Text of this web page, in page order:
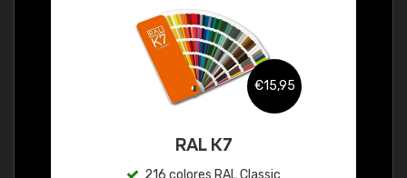
€15,95
RAL K7
216 colores RAL Classic